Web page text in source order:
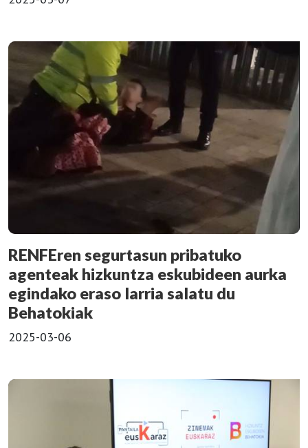
RENFEren segurtasun pribatuko
agenteak hizkuntza eskubideen aurka
egindako eraso larria salatu du
Behatokiak
2025-03-06